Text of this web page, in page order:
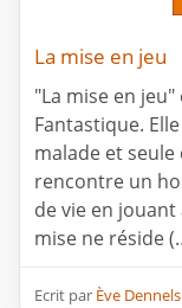
La mise en jeu
"La mise en
Fantastique.
malade et
rencontre un
de vie en
mise ne réside
Ecrit par Ève Dennels